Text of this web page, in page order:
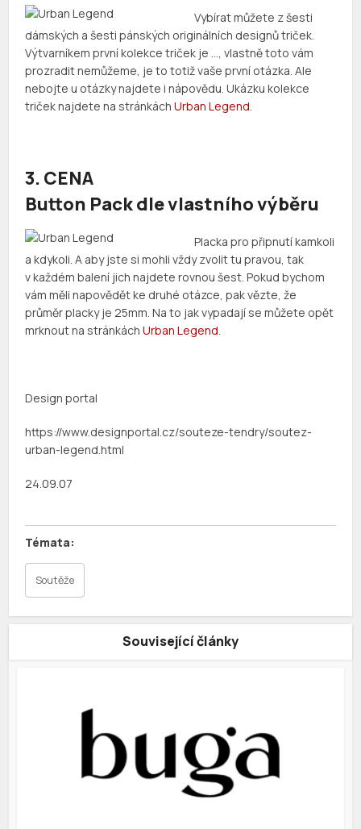
Vybírat můžete z šesti
dámských a šesti pánských originálních designů triček.
Výtvarníkem první kolekce triček je …, vlastně toto vám
prozradit nemůžeme, je to totiž vaše první otázka. Ale
nebojte u otázky najdete i nápovědu. Ukázku kolekce
triček najdete na stránkáchUrban Legend.
3. CENA
Button Pack dle vlastního výběru
Placka pro připnutí kamkoli
a kdykoli. A aby jste si mohli vždy zvolit tu pravou, tak
v každém balení jich najdete rovnou šest. Pokud bychom
vám měli napovědět ke druhé otázce, pak vězte, že
průměr placky je 25mm. Na to jak vypadají se můžete opět
mrknout na stránkáchUrban Legend.
Design portal
https://www.designportal.cz/souteze-tendry/soutez-
urban-legend.html
24.09.07
Soutěže
Související články